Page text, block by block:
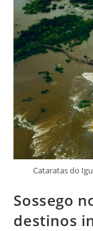
Cataratas do
Sossego
destinos